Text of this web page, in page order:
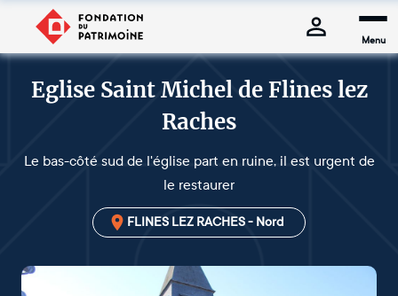
Menu
Eglise Saint Michel de Flines lez
Raches
Le bas-côté sud de l'église part en ruine, il est urgent de
le restaurer
FLINES LEZ RACHES - Nord